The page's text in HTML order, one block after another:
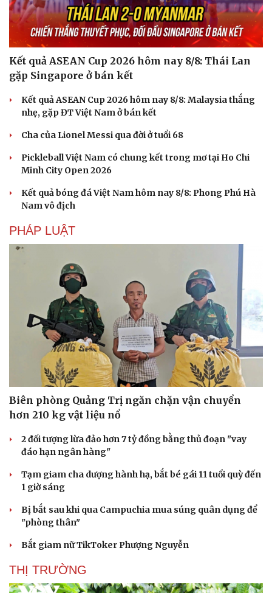
Du lịch
Tư vấn
Săn Tour
check-in
Câu chuyện thời sự
Đọc truyện đêm khuya
Kể chuyện cho bé
Kết quả ASEAN Cup 2026 hôm nay 8/8: Thái Lan
gặp Singapore ở bán kết
Kết quả ASEAN Cup 2026 hôm nay 8/8: Malaysia thắng
nhẹ, gặp ĐT Việt Nam ở bán kết
Cha của Lionel Messi qua đời ở tuổi 68
Pickleball Việt Nam có chung kết trong mơ tại Ho Chi
Minh City Open 2026
Kết quả bóng đá Việt Nam hôm nay 8/8: Phong Phú Hà
Nam vô địch
PHÁP LUẬT
Biên phòng Quảng Trị ngăn chặn vận chuyển
hơn 210 kg vật liệu nổ
2 đối tượng lừa đảo hơn 7 tỷ đồng bằng thủ đoạn "vay
đáo hạn ngân hàng"
Tạm giam cha dượng hành hạ, bắt bé gái 11 tuổi quỳ đến
1 giờ sáng
Bị bắt sau khi qua Campuchia mua súng quân dụng để
"phòng thân"
Bắt giam nữ TikToker Phượng Nguyễn
THỊ TRƯỜNG